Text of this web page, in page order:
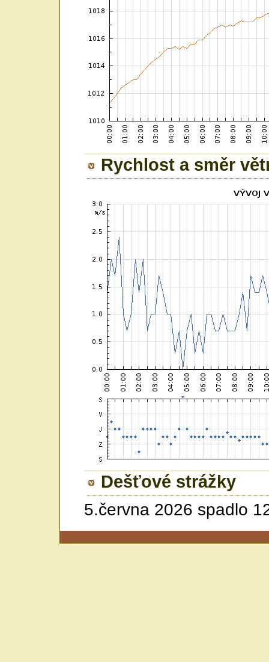
Rychlost a směr
Dešťové strážky
5.června 2026 spadlo